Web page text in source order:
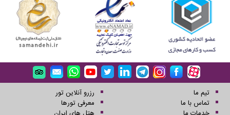
تیم ما
تماس با ما
رزرو آنلاین تور
معرفی تورها